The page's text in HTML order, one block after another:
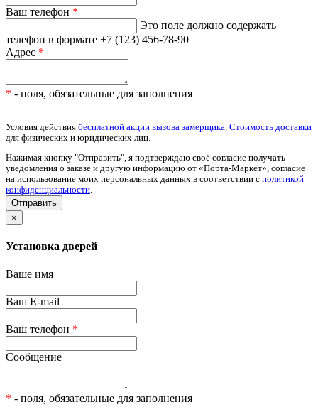
Ваш телефон *
Это поле должно содержать
телефон в формате +7 (123) 456-78-90
Адрес *
* - поля, обязательные для заполнения
Условия действия бесплатной акции вызова замерщика Стоимость доставки
для физических и юридических лиц.
Нажимая кнопку "Отправить", я подтверждаю своё согласие получать
уведомления о заказе и другую информацию от «Порта-Маркет», согласие
на использование моих персональных данных в соответствии с политикой
конфиденциальности
×
Установка дверей
Ваше имя
Ваш E-mail
Ваш телефон *
Сообщение
* - поля, обязательные для заполнения